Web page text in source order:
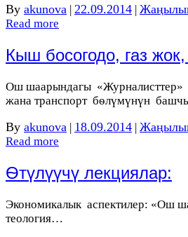
By akunova | 22.09.2014 |
Read more
Кыш босогодо, газ
Ош шаарындагы
жана транспорт бѳлүмүнүн
By akunova | 18.09.2014 |
Read more
Ѳтүлүүчү лекциялар:
Экономикалык аспектилер:
теология…